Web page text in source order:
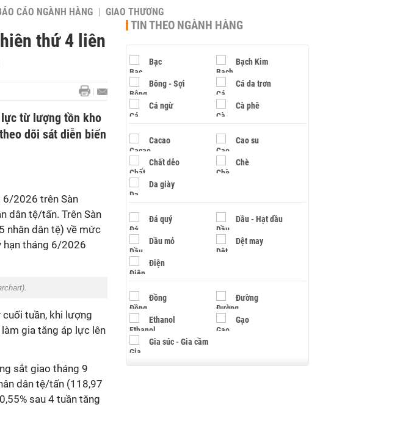
CÁO NGÀNH HÀNG GIAO THƯƠNG
thứ 4 liên
từ lượng tồn kho
dõi sát diễn biến
6/2026 trên Sàn
dân tệ/tấn. Trên Sàn
nhân dân tệ) về mức
hạn tháng 6/2026
tuần, khi lượng
gia tăng áp lực lên
sắt giao tháng 9
dân tệ/tấn (118,97
sau 4 tuần tăng
TIN THEO NGÀNH HÀNG
Bạc Bạch Kim
Bông - Sợi Cá da trơn
Cá ngừ Cà phê
Cacao Cao su
Chất dẻo Chè
Da giày
Đá quý Dầu - Hạt dầu
Dầu mỏ Dệt may
Điện
Đồng Đường
Ethanol Gạo
Gia súc - Gia cầm